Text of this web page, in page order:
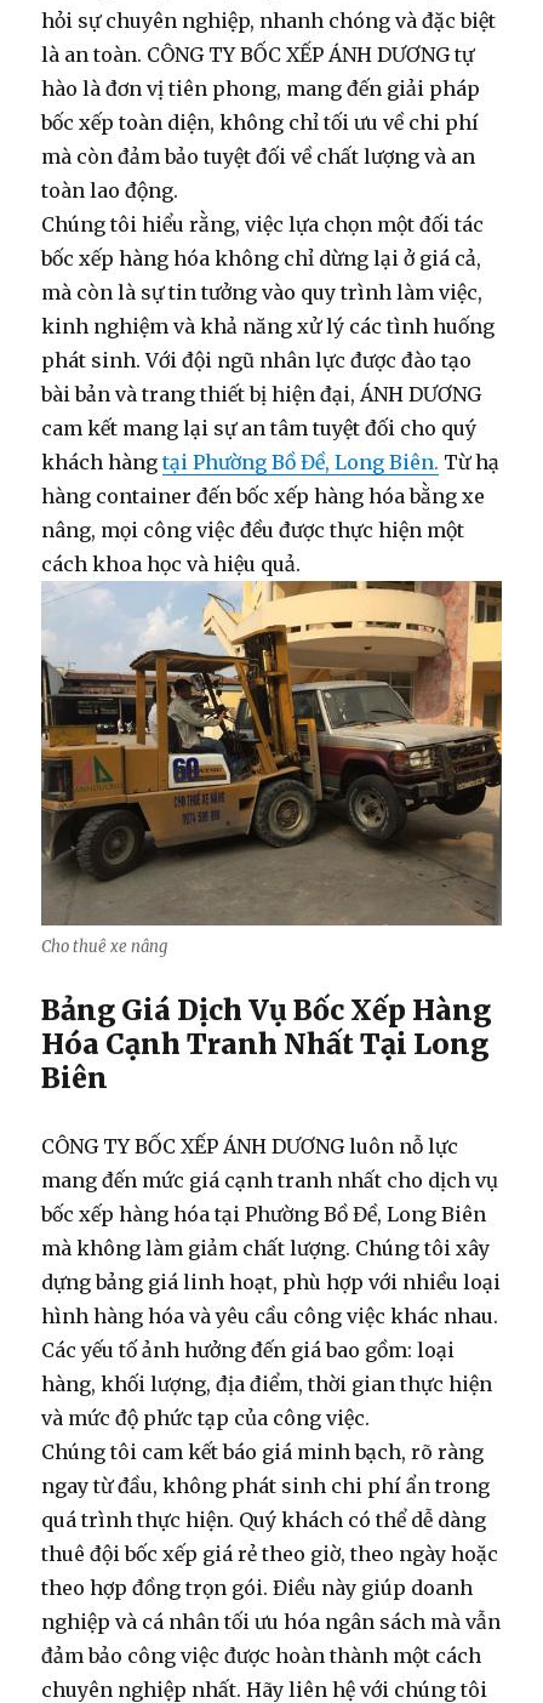
hỏi sự chuyên nghiệp, nhanh chóng và đặc biệt
là an toàn. CÔNG TY BỐC XẾP ÁNH DƯƠNG tự
hào là đơn vị tiên phong, mang đến giải pháp
bốc xếp toàn diện, không chỉ tối ưu về chi phí
mà còn đảm bảo tuyệt đối về chất lượng và an
toàn lao động.
Chúng tôi hiểu rằng, việc lựa chọn một đối tác
bốc xếp hàng hóa không chỉ dừng lại ở giá cả,
mà còn là sự tin tưởng vào quy trình làm việc,
kinh nghiệm và khả năng xử lý các tình huống
phát sinh. Với đội ngũ nhân lực được đào tạo
bài bản và trang thiết bị hiện đại, ÁNH DƯƠNG
cam kết mang lại sự an tâm tuyệt đối cho quý
khách hàngtại Phường Bồ Đề, Long Biên. Từhạ
hàng container đếnbốc xếp hàng hóa bằng xe
nâng, mọi công việc đều được thực hiện một
cách khoa học và hiệu quả.
Cho thuê xe nâng
Bảng Giá Dịch Vụ Bốc Xếp Hàng
Hóa Cạnh Tranh Nhất Tại Long
Biên
CÔNG TY BỐC XẾP ÁNH DƯƠNG luôn nỗ lực
mang đến mức giá cạnh tranh nhất cho dịch vụ
bốc xếp hàng hóa tại Phường Bồ Đề, Long Biên
mà không làm giảm chất lượng. Chúng tôi xây
dựng bảng giá linh hoạt, phù hợp với nhiều loại
hình hàng hóa và yêu cầu công việc khác nhau.
Các yếu tố ảnh hưởng đến giá bao gồm: loại
hàng, khối lượng, địa điểm, thời gian thực hiện
và mức độ phức tạp của công việc.
Chúng tôi cam kết báo giá minh bạch, rõ ràng
ngay từ đầu, không phát sinh chi phí ẩn trong
quá trình thực hiện. Quý khách có thể dễ dàng
thuê đội bốc xếp giá rẻ theo giờ, theo ngày hoặc
theo hợp đồng trọn gói. Điều này giúp doanh
nghiệp và cá nhân tối ưu hóa ngân sách mà vẫn
đảm bảo công việc được hoàn thành một cách
chuyên nghiệp nhất. Hãy liên hệ với chúng tôi